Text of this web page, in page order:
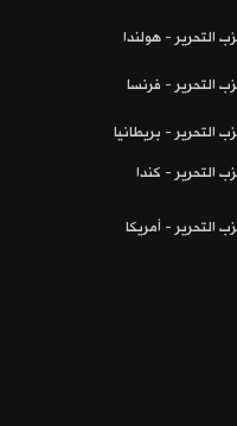
التحرير - هولندا
التحرير - فرنسا
التحرير - بريطانيا
التحرير - كندا
التحرير - أمريكا